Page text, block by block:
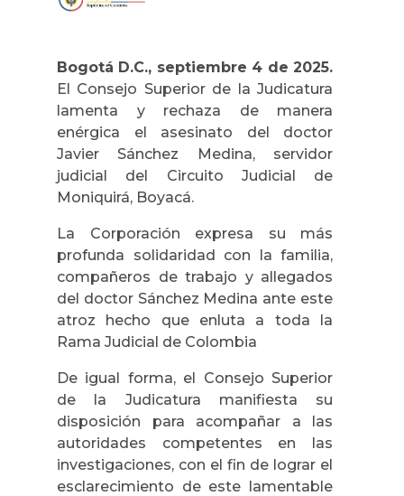
Bogotá D.C., septiembre 4 de 2025.
El Consejo Superior de la Judicatura
lamenta y rechaza de manera
enérgica el asesinato del doctor
Javier Sánchez Medina, servidor
judicial del Circuito Judicial de
Moniquirá, Boyacá.
La Corporación expresa su más
profunda solidaridad con la familia,
compañeros de trabajo y allegados
del doctor Sánchez Medina ante este
atroz hecho que enluta a toda la
Rama Judicial de Colombia
De igual forma, el Consejo Superior
de la Judicatura manifiesta su
disposición para acompañar a las
autoridades competentes en las
investigaciones, con el fin de lograr el
esclarecimiento de este lamentable